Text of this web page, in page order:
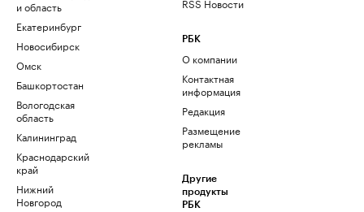
и область
Екатеринбург
Новосибирск
Омск
Башкортостан
Вологодская
область
Калининград
Краснодарский
край
Нижний
Новгород
РБК
О компании
Контактная
информация
Редакция
Размещение
рекламы
Другие
продукты
РБК